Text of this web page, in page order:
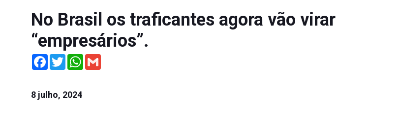
No Brasil os traficantes agora vão virar
“empresários”.
Facebook
TwitterWhatsApp
8 julho, 2024